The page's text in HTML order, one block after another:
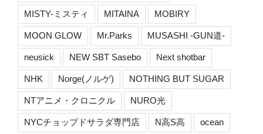
MISTY-ミスティ MITAINA MOBIRY
MOON GLOW Mr.Parks MUSASHI -GUN道-
neusick NEW SBT Sasebo Next shotbar
NHK Norge(ノルゲ) NOTHING BUT SUGAR
NTアニメ・クロニクル NURO光
NYCチョップドサラダ専門店 N高S高 ocean